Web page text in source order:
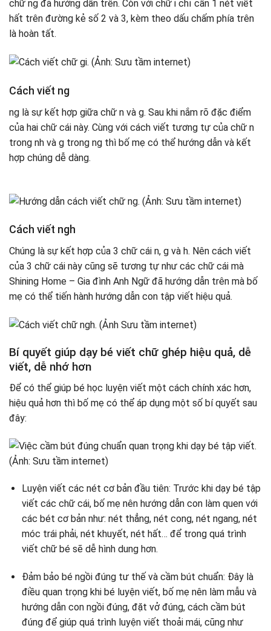
chữ ng đã hướng dẫn trên. Còn với chữ i chỉ cần 1 nét viết
hất trên đường kẻ số 2 và 3, kèm theo dấu chấm phía trên
là hoàn tất.
Cách viết ng
ng là sự kết hợp giữa chữ n và g. Sau khi nắm rõ đặc điểm
của hai chữ cái này. Cùng với cách viết tương tự của chữ n
trong nh và g trong ng thì bố mẹ có thể hướng dẫn và kết
hợp chúng dễ dàng.
Cách viết ngh
Chúng là sự kết hợp của 3 chữ cái n, g và h. Nên cách viết
của 3 chữ cái này cũng sẽ tương tự như các chữ cái mà
Shining Home – Gia đình Anh Ngữ đã hướng dẫn trên mà bố
mẹ có thể tiến hành hướng dẫn con tập viết hiệu quả.
Bí quyết giúp dạy bé viết chữ ghép hiệu quả, dễ
viết, dễ nhớ hơn
Để có thể giúp bé học luyện viết một cách chính xác hơn,
hiệu quả hơn thì bố mẹ có thể áp dụng một số bí quyết sau
đây:
Luyện viết các nét cơ bản đầu tiên: Trước khi dạy bé tập
viết các chữ cái, bố mẹ nên hướng dẫn con làm quen với
các bét cơ bản như: nét thẳng, nét cong, nét ngang, nét
móc trái phải, nét khuyết, nét hất… để trong quá trình
viết chữ bé sẽ dễ hình dung hơn.
Đảm bảo bé ngồi đúng tư thế và cầm bút chuẩn: Đây là
điều quan trọng khi bé luyện viết, bố mẹ nên làm mẫu và
hướng dẫn con ngồi đúng, đặt vở đúng, cách cầm bút
đúng để giúp quá trình luyện viết thoải mái, cũng như